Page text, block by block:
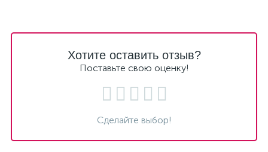
Хотите оставить отзыв?
Поставьте свою оценку!
Сделайте выбор!